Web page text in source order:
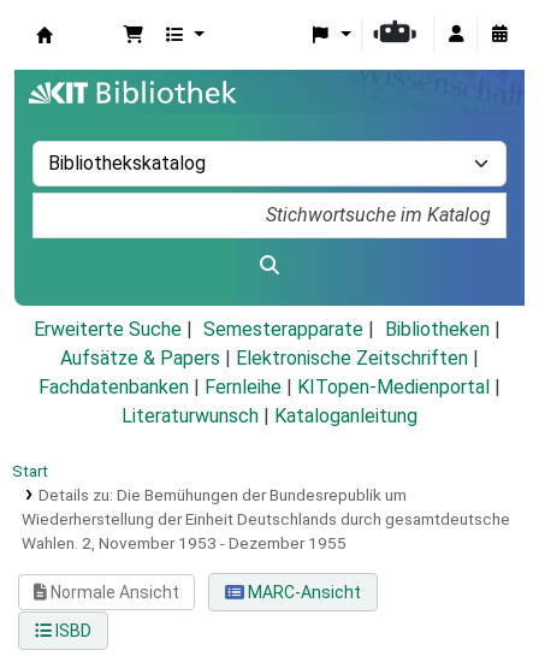
Erweiterte Suche Semesterapparate
Bibliotheken
Aufsätze & Papers
Elektronische Zeitschriften
Fachdatenbanken
Fernleihe KITopen-Medienportal
Literaturwunsch
Kataloganleitung
Start
Details zu: Die Bemühungen der Bundesrepublik um
Wiederherstellung der Einheit Deutschlands durch gesamtdeutsche
Wahlen. 2, November 1953 - Dezember 1955
Normale Ansicht
MARC-Ansicht
ISBD